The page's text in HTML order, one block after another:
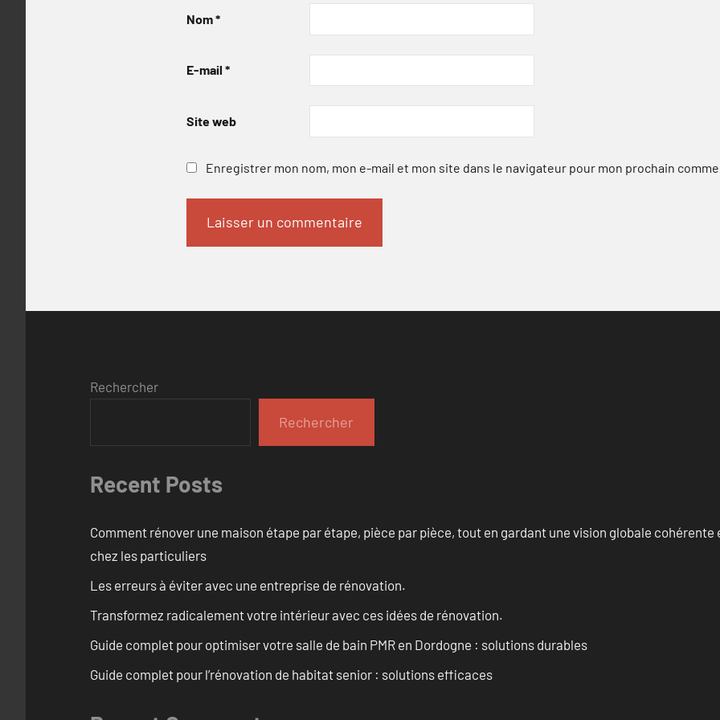
Nom*
E-mail *
Site web
Enregistrer mon nom, mon e-mail et mon site dans le navigateur pour mon prochain
Rechercher
Rechercher
Recent Posts
Comment rénover une maison étape par étape, pièce par pièce, tout en gardant une vision globale
chez les particuliers
Les erreurs à éviter avec une entreprise de rénovation.
Transformez radicalement votre intérieur avec ces idées de rénovation.
Guide complet pour optimiser votre salle de bain PMR en Dordogne : solutions durables
Guide complet pour l’rénovation de habitat senior : solutions efficaces